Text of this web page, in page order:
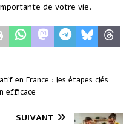
de votre vie.
en France : les étapes clés
efficace
SUIVANT